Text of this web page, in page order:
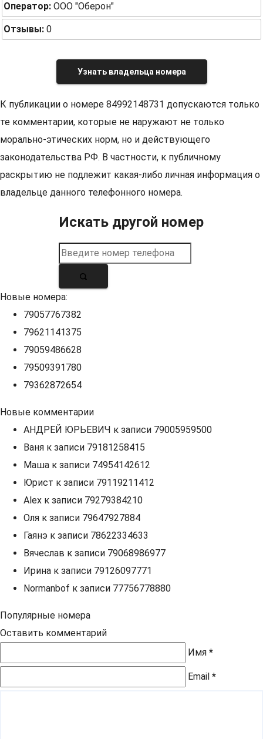
Оператор: ООО "Оберон"
Отзывы: 0
Узнать владельца номера
К публикации о номере 84992148731 допускаются только
те комментарии, которые не наружают не только
морально-этических норм, но и действующего
законодательства РФ. В частности, к публичному
раскрытию не подлежит какая-либо личная информация о
владельце данного телефонного номера.
Искать другой номер
Новые номера:
79057767382
79621141375
79059486628
79509391780
79362872654
Новые комментарии
АНДРЕЙ ЮРЬЕВИЧ к записи 79005959500
Ваня к записи 79181258415
Маша к записи 74954142612
Юрист к записи 79119211412
Alex к записи 79279384210
Оля к записи 79647927884
Гаянэ к записи 78622334633
Вячеслав к записи 79068986977
Ирина к записи 79126097771
Normanbof к записи 77756778880
Популярные номера
Оставить комментарий
Имя *
Email *